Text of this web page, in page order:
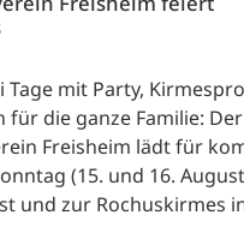
Tage mit Party,
für die ganze Familie: Der
Freisheim lädt für
(15. und 16.
und zur Rochuskirmes